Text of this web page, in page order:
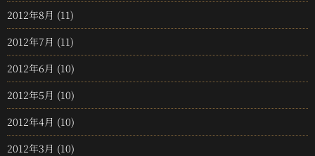
2012年8月 (11)
2012年7月 (11)
2012年6月 (10)
2012年5月 (10)
2012年4月 (10)
2012年3月 (10)